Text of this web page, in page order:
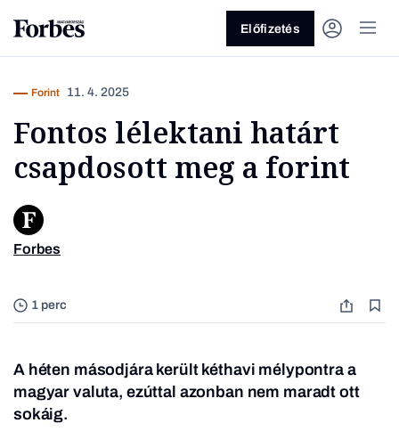
Előfizetés
1 perc
Forint 11. 4. 2025
Fontos lélektani határt
csapdosott meg a forint
Forbes
A héten másodjára került kéthavi mélypontra a
magyar valuta, ezúttal azonban nem maradt ott
sokáig.